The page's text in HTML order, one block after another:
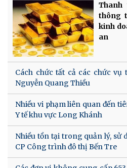
Thanh
thông
kinh
an
Cách chức tất cả các chức
Nguyễn Quang Thiều
Nhiều vi phạm liên quan đến
Y tế khu vực Long Khánh
Nhiều tồn tại trong quản lý, sử
CP Công trình đô thị Bến Tre